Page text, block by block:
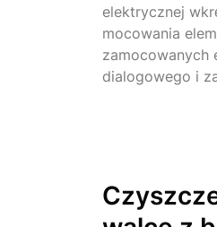
elektrycznej
mocowania
zamocowanych
dialogowego i